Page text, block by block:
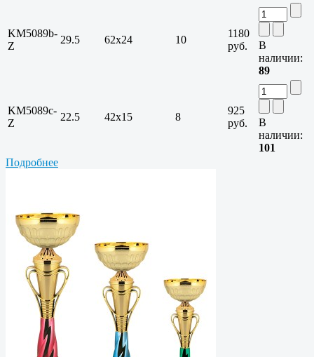
KM5089b-
Z
29.5 62х24 10
1180
руб.
В
наличии:
89
KM5089c-
Z
22.5 42х15 8
925
руб.
В
наличии:
101
Подробнее